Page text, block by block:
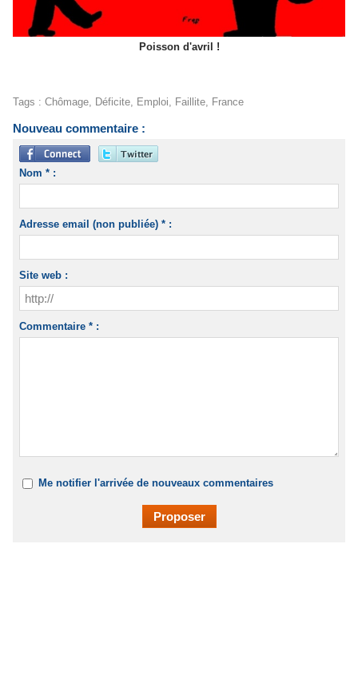
Poisson d'avril !
Tags : Chômage, Déficite, Emploi, Faillite, France
Nouveau commentaire :
Nom * :
Adresse email (non publiée) * :
Site web :
Commentaire * :
Me notifier l'arrivée de nouveaux commentaires